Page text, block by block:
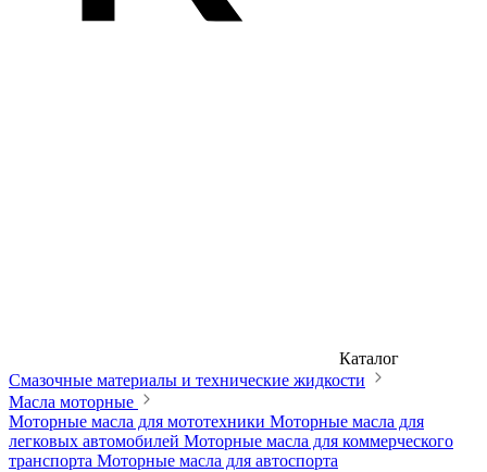
Каталог
Смазочные материалы и технические жидкости
Масла моторные
Моторные масла для мототехники Моторные масла для
легковых автомобилей Моторные масла для коммерческого
транспорта Моторные масла для автоспорта